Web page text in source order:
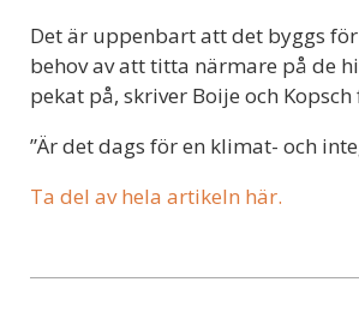
Det är uppenbart att det byggs
behov av att titta närmare på de
pekat på, skriver Boije och
”Är det dags för en klimat- och
Ta del av hela artikeln här.